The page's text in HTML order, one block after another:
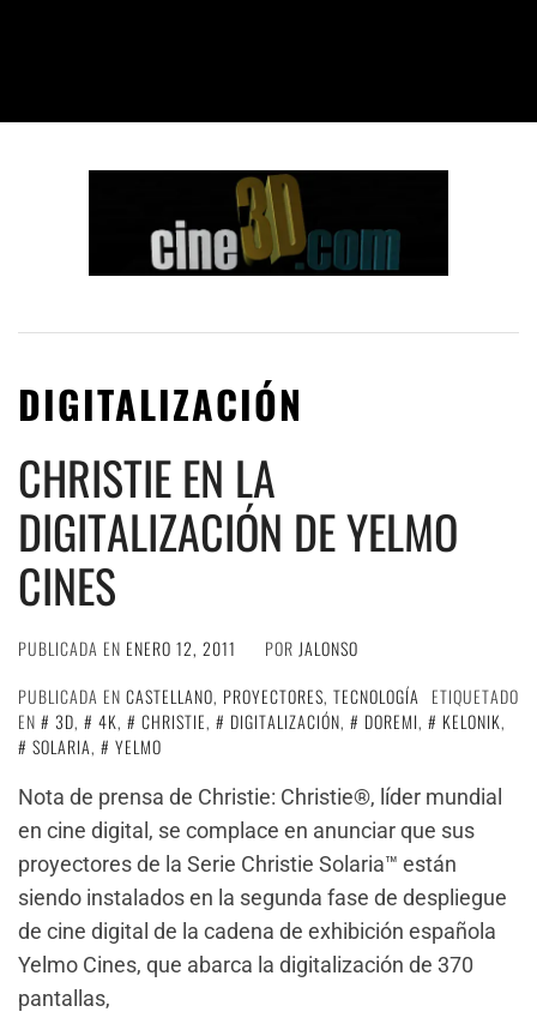
DIGITALIZACIÓN
CHRISTIE EN LA
DIGITALIZACIÓN DE YELMO
CINES
PUBLICADA EN ENERO 12, 2011 POR JALONSO
PUBLICADA EN CASTELLANO, PROYECTORES, TECNOLOGÍA
ETIQUETADO
EN
3D, 4K, CHRISTIE, DIGITALIZACIÓN, DOREMI, KELONIK,
SOLARIA,
YELMO
Nota de prensa de Christie: Christie®, líder mundial
en cine digital, se complace en anunciar que sus
proyectores de la Serie Christie Solaria™ están
siendo instalados en la segunda fase de despliegue
de cine digital de la cadena de exhibición española
Yelmo Cines, que abarca la digitalización de 370
pantallas,